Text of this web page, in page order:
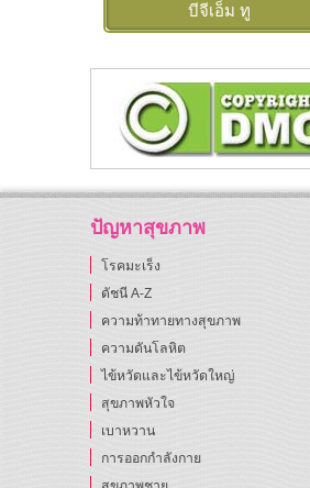
บีจีเอ็ม ทู
ปัญหาสุขภาพ
โรคมะเร็ง
ดัชนี A-Z
ความท้าทายทางสุขภาพ
ความดันโลหิต
ไข้หวัดและไข้หวัดใหญ่
สุขภาพหัวใจ
เบาหวาน
การออกกำลังกาย